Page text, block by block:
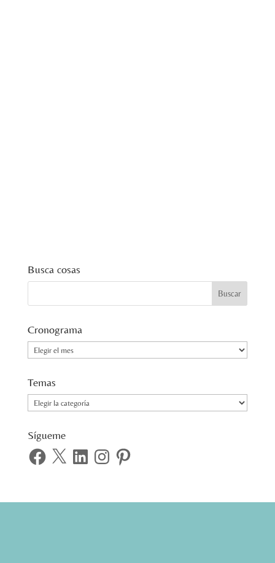
Busca cosas
Cronograma
Cronograma
Temas
Temas
Sígueme
Facebook
X LinkedInInstagramPinterest